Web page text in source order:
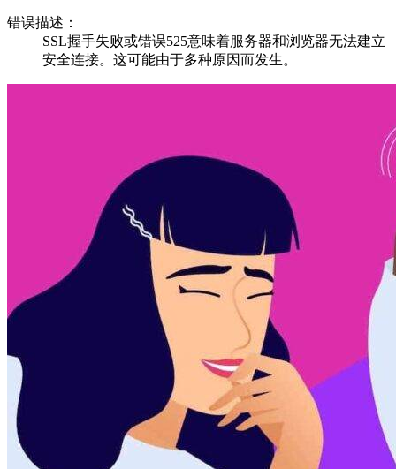
错误描述：
SSL握手失败或错误525意味着服务器和浏览器无法建立
安全连接。这可能由于多种原因而发生。